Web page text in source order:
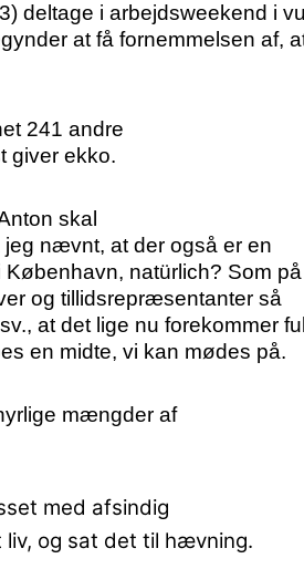
deltage i arbejdsweekend i
at få fornemmelsen af,
241 andre
giver ekko.
skal
nævnt, at der også er en
natürlich? Som
og tillidsrepræsentanter så
at det lige nu forekommer
en midte, vi kan mødes på.
mængder af
med afsindig
liv, og sat det til hævning.